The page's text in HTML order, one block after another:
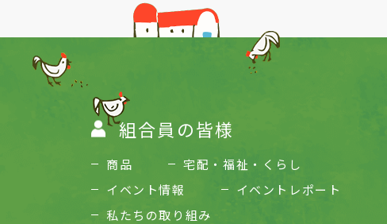
組合員の皆様
商品
宅配・福祉・くらし
イベント情報
イベントレポート
私たちの取り組み